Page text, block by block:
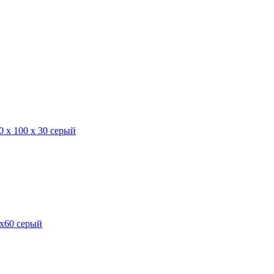
х 100 х 30 серый
серый